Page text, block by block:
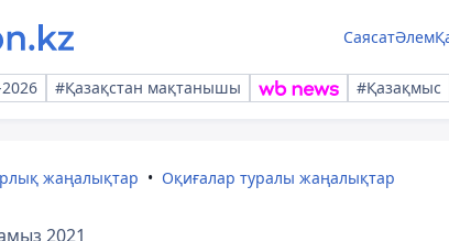
СаясатӘлем
#Қазақстан мақтанышы #Қазақмыс
жаңалықтар Оқиғалар туралы жаңалықтар
2021